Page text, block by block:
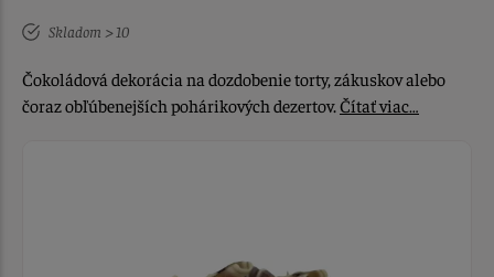
Skladom > 10
Čokoládová dekorácia na dozdobenie torty, zákuskov alebo
čoraz obľúbenejších pohárikových dezertov.Čítať viac…